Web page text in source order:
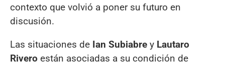
contexto que volvió a poner su futuro en
discusión.
Las situaciones de Ian Subiabre y Lautaro
Rivero están asociadas a su condición de